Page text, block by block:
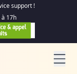
support !
17h